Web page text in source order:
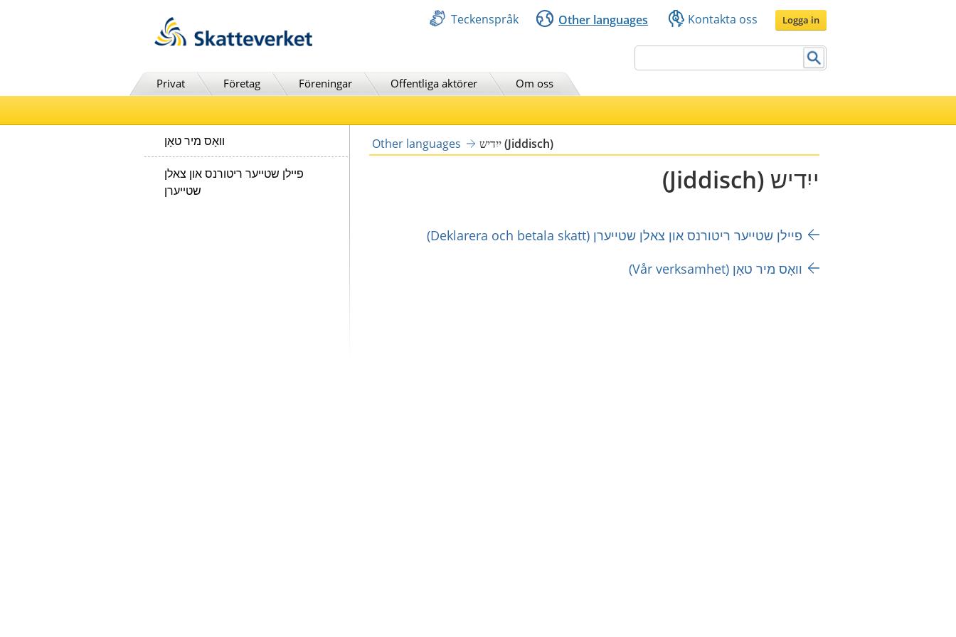
Teckenspråk Other languages Kontakta oss Logga in
Privat Företag Föreningar Offentliga aktörer Om oss
וואָס מיר טאָן
פיילן שטייער ריטורנס און צאלן
שטייערן
Other languages ייִדיש (Jiddisch)
ייִדיש (Jiddisch)
פיילן שטייער ריטורנס און צאלן שטייערן (Deklarera och betala skatt)
וואָס מיר טאָן (Vår verksamhet)